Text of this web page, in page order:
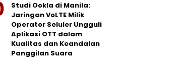
Studi Ookla di Manila:
Jaringan VoLTE Milik
Operator Seluler Ungguli
Aplikasi OTT dalam
Kualitas dan Keandalan
Panggilan Suara